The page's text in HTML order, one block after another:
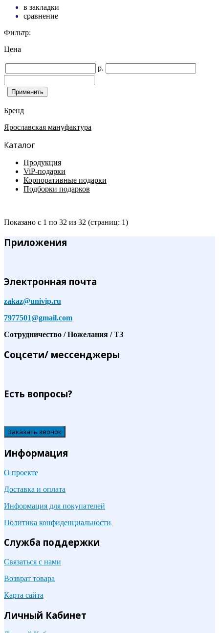
в закладки
сравнение
Фильтр:
Цена
р.
Бренд
Ярославская мануфактура
Каталог
Продукция
ViP-подарки
Корпоративные подарки
Подборки подарков
Показано с 1 по 32 из 32 (страниц: 1)
Приложения
Электронная почта
zakaz@univip.ru
7977501@gmail.com
Сотрудничество / Пожелания / ТЗ
Соцсети/ мессенджеры
Есть вопросы?
Заказать звонок
Информация
О проекте
Доставка и оплата
Информация для покупателей
Политика конфиденциальности
Служба поддержки
Связаться с нами
Возврат товара
Карта сайта
Личный Кабинет